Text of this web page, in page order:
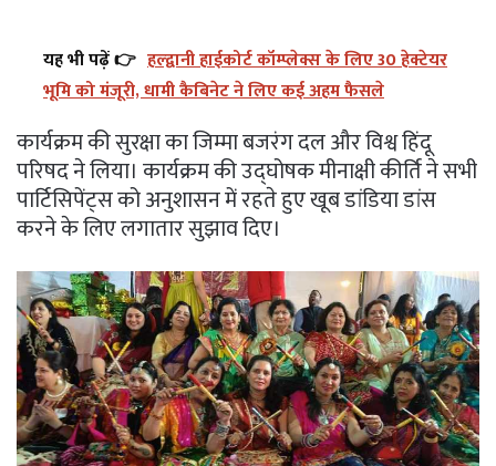
यह भी पढ़ें 👉 हल्द्वानी हाईकोर्ट कॉम्प्लेक्स के लिए 30 हेक्टेयर
भूमि को मंजूरी, धामी कैबिनेट ने लिए कई अहम फैसले
कार्यक्रम की सुरक्षा का जिम्मा बजरंग दल और विश्व हिंदू
परिषद ने लिया। कार्यक्रम की उद्घोषक मीनाक्षी कीर्ति ने सभी
पार्टिसिपेंट्स को अनुशासन में रहते हुए खूब डांडिया डांस
करने के लिए लगातार सुझाव दिए।